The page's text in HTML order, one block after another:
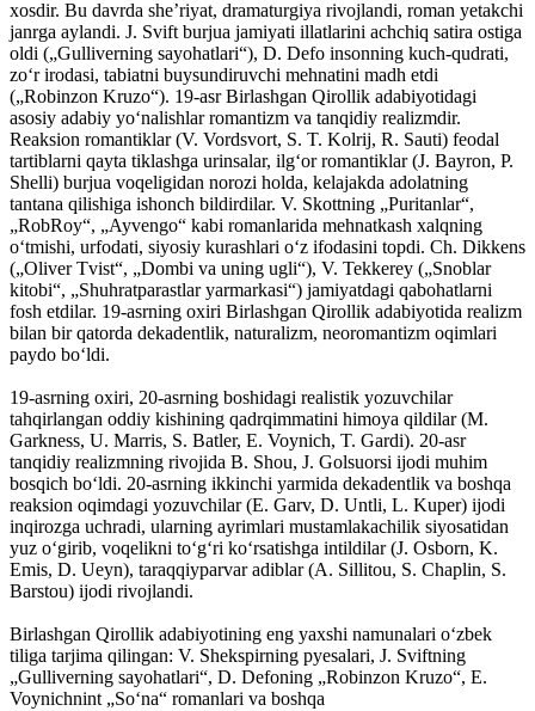
xosdir. Bu davrda sheʼriyat, dramaturgiya rivojlandi, roman yetakchi
janrga aylandi. J. Svift burjua jamiyati illatlarini achchiq satira ostiga
oldi („Gulliverning sayohatlari“), D. Defo insonning kuch-qudrati,
zoʻr irodasi, tabiatni buysundiruvchi mehnatini madh etdi
(„Robinzon Kruzo“). 19-asr Birlashgan Qirollik adabiyotidagi
asosiy adabiy yoʻnalishlar romantizm va tanqidiy realizmdir.
Reaksion romantiklar (V. Vordsvort, S. T. Kolrij, R. Sauti) feodal
tartiblarni qayta tiklashga urinsalar, ilgʻor romantiklar (J. Bayron, P.
Shelli) burjua voqeligidan norozi holda, kelajakda adolatning
tantana qilishiga ishonch bildirdilar. V. Skottning „Puritanlar“,
„RobRoy“, „Ayvengo“ kabi romanlarida mehnatkash xalqning
oʻtmishi, urfodati, siyosiy kurashlari oʻz ifodasini topdi. Ch. Dikkens
(„Oliver Tvist“, „Dombi va uning ugli“), V. Tekkerey („Snoblar
kitobi“, „Shuhratparastlar yarmarkasi“) jamiyatdagi qabohatlarni
fosh etdilar. 19-asrning oxiri Birlashgan Qirollik adabiyotida realizm
bilan bir qatorda dekadentlik, naturalizm, neoromantizm oqimlari
paydo boʻldi.
19-asrning oxiri, 20-asrning boshidagi realistik yozuvchilar
tahqirlangan oddiy kishining qadrqimmatini himoya qildilar (M.
Garkness, U. Marris, S. Batler, E. Voynich, T. Gardi). 20-asr
tanqidiy realizmning rivojida B. Shou, J. Golsuorsi ijodi muhim
bosqich boʻldi. 20-asrning ikkinchi yarmida dekadentlik va boshqa
reaksion oqimdagi yozuvchilar (E. Garv, D. Untli, L. Kuper) ijodi
inqirozga uchradi, ularning ayrimlari mustamlakachilik siyosatidan
yuz oʻgirib, voqelikni toʻgʻri koʻrsatishga intildilar (J. Osborn, K.
Emis, D. Ueyn), taraqqiyparvar adiblar (A. Sillitou, S. Chaplin, S.
Barstou) ijodi rivojlandi.
Birlashgan Qirollik adabiyotining eng yaxshi namunalari oʻzbek
tiliga tarjima qilingan: V. Shekspirning pyesalari, J. Sviftning
„Gulliverning sayohatlari“, D. Defoning „Robinzon Kruzo“, E.
Voynichnint „Soʻna“ romanlari va boshqa